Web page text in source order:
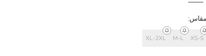
مقاس:
XS-S
M-L
XL-2XL